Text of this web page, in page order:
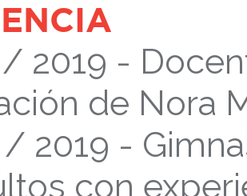
/ 2019 -
de Nora
/ 2019 -
con